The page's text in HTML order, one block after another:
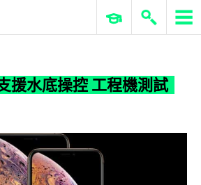
傳支援水底操控 工程機測試中
ERP 與商業 AI
援水底操控 工程機測試